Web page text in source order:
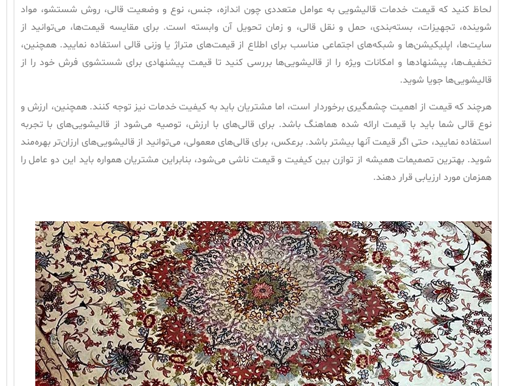
لحاظ کنید که قیمت خدمات قالیشویی به عوامل متعددی چون اندازه، جنس، نوع و وضعیت قالی، روش شستشو، مواد
شوینده، تجهیزات، بسته‌بندی، حمل و نقل قالی، و زمان تحویل آن وابسته است. برای مقایسه قیمت‌ها، می‌توانید از
سایت‌ها، اپلیکیشن‌ها و شبکه‌های اجتماعی مناسب برای اطلاع از قیمت‌های متراژ یا وزنی قالی استفاده نمایید. همچنین،
تخفیف‌ها، پیشنهادها و امکانات ویژه را از قالیشویی‌ها بررسی کنید تا قیمت پیشنهادی برای شستشوی فرش خود را از
قالیشویی‌ها جویا شوید.
هرچند که قیمت از اهمیت چشمگیری برخوردار است، اما مشتریان باید به کیفیت خدمات نیز توجه کنند. همچنین، ارزش و
نوع قالی شما باید با قیمت ارائه شده هماهنگ باشد. برای قالی‌های با ارزش، توصیه می‌شود از قالیشویی‌های با تجربه
استفاده نمایید، حتی اگر قیمت آنها بیشتر باشد. برعکس، برای قالی‌های معمولی، می‌توانید از قالیشویی‌های ارزان‌تر بهره‌مند
شوید. بهترین تصمیمات همیشه از توازن بین کیفیت و قیمت ناشی می‌شود، بنابراین مشتریان همواره باید این دو عامل را
همزمان مورد ارزیابی قرار دهند.